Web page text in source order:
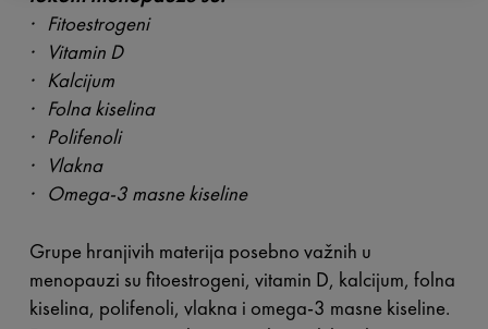
· Fitoestrogeni
· Vitamin D
· Kalcijum
· Folna kiselina
· Polifenoli
· Vlakna
· Omega-3 masne kiseline
Grupe hranjivih materija posebno važnih u
menopauzi su fitoestrogeni, vitamin D, kalcijum, folna
kiselina, polifenoli, vlakna i omega-3 masne kiseline.